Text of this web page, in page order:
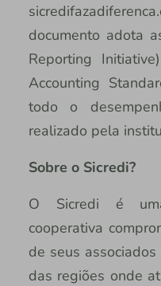
documento adota
Reporting
Accounting
todo o
realizado pela
Sobre o Sicredi?
O Sicredi é
cooperativa
de seus
das regiões onde